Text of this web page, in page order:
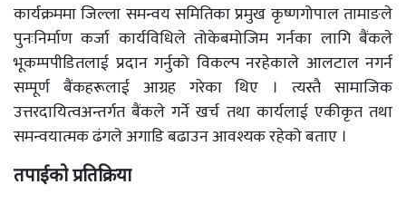
कार्यक्रममा जिल्ला समन्वय समितिका प्रमुख कृष्णगोपाल तामाङले
पुनःनिर्माण कर्जा कार्यविधिले तोकेबमोजिम गर्नका लागि बैंकले
भूकम्पपीडितलाई प्रदान गर्नुको विकल्प नरहेकाले आलटाल नगर्न
सम्पूर्ण बैंकहरूलाई आग्रह गरेका थिए । त्यस्तै सामाजिक
उत्तरदायित्वअन्तर्गत बैंकले गर्ने खर्च तथा कार्यलाई एकीकृत तथा
समन्वयात्मक ढंगले अगाडि बढाउन आवश्यक रहेको बताए ।
तपाईको प्रतिक्रिया